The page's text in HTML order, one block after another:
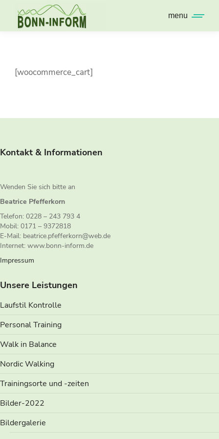
menu
[woocommerce_cart]
Kontakt & Informationen
Wenden Sie sich bitte an
Beatrice Pfefferkorn
Telefon: 0228 – 243 793 4
Mobil: 0171 – 9372818
E-Mail: beatrice.pfefferkorn@web.de
Internet: www.bonn-inform.de
Impressum
Unsere Leistungen
Laufstil Kontrolle
Personal Training
Walk in Balance
Nordic Walking
Trainingsorte und -zeiten
Bilder-2022
Bildergalerie